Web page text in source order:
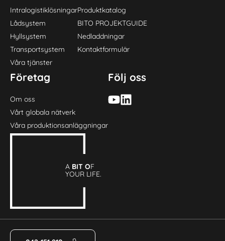
Intralogistiklösningar
Lådsystem
Hyllsystem
Transportsystem
Våra tjänster
Produktkatalog
BITO PROJEKTGUIDE
Nedladdningar
Kontaktformulär
Företag
Om oss
Vårt globala nätverk
Våra produktionsanläggningar
Följ oss
A BIT OF
YOUR LIFE.